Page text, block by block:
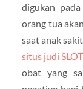
digukan
orang tua
saat anak
situs judi
obat yang